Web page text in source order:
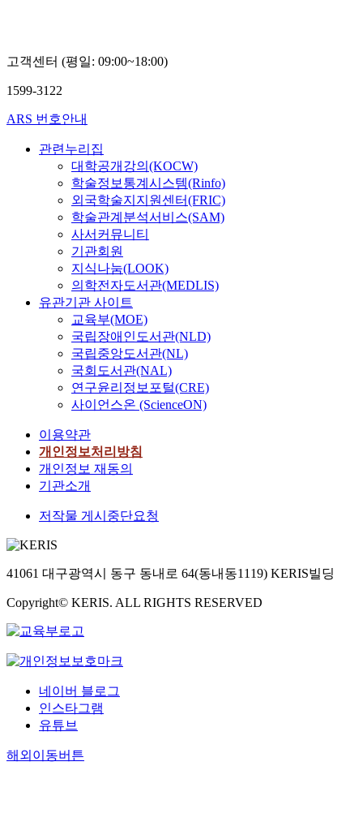
고객센터 (평일: 09:00~18:00)
1599-3122
ARS 번호안내
관련누리집
대학공개강의(KOCW)
학술정보통계시스템(Rinfo)
외국학술지지원센터(FRIC)
학술관계분석서비스(SAM)
사서커뮤니티
기관회원
지식나눔(LOOK)
의학전자도서관(MEDLIS)
유관기관 사이트
교육부(MOE)
국립장애인도서관(NLD)
국립중앙도서관(NL)
국회도서관(NAL)
연구윤리정보포털(CRE)
사이언스온 (ScienceON)
이용약관
개인정보처리방침
개인정보 재동의
기관소개
저작물 게시중단요청
41061 대구광역시 동구 동내로 64(동내동1119) KERIS빌딩
Copyright© KERIS. ALL RIGHTS RESERVED
네이버 블로그
인스타그램
유튜브
해외이동버튼